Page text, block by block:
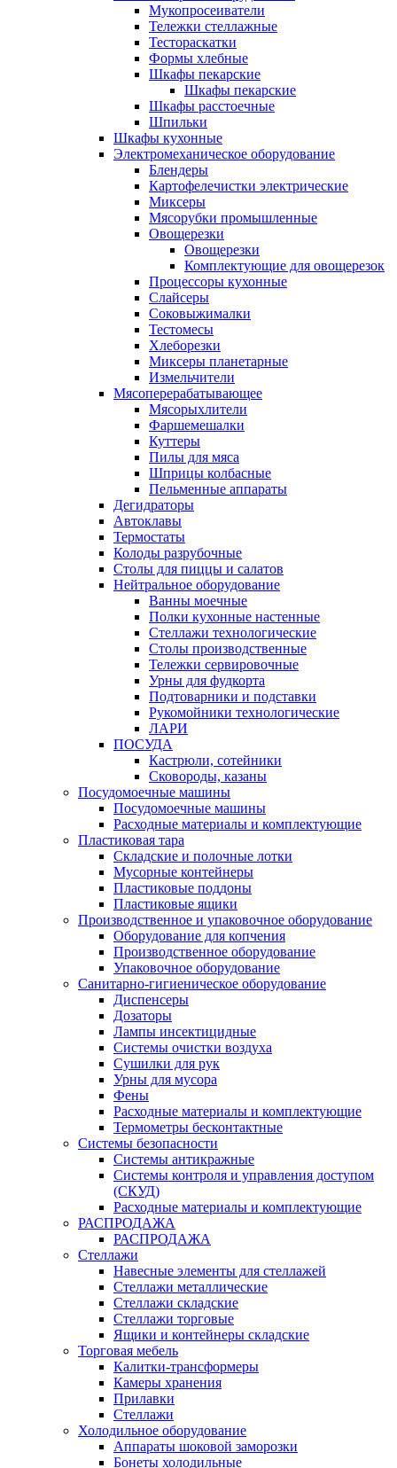
Мукопросеиватели
Тележки стеллажные
Тестораскатки
Формы хлебные
Шкафы пекарские
Шкафы пекарские
Шкафы расстоечные
Шпильки
Шкафы кухонные
Электромеханическое оборудование
Блендеры
Картофелечистки электрические
Миксеры
Мясорубки промышленные
Овощерезки
Овощерезки
Комплектующие для овощерезок
Процессоры кухонные
Слайсеры
Соковыжималки
Тестомесы
Хлеборезки
Миксеры планетарные
Измельчители
Мясоперерабатывающее
Мясорыхлители
Фаршемешалки
Куттеры
Пилы для мяса
Шприцы колбасные
Пельменные аппараты
Дегидраторы
Автоклавы
Термостаты
Колоды разрубочные
Столы для пиццы и салатов
Нейтральное оборудование
Ванны моечные
Полки кухонные настенные
Стеллажи технологические
Столы производственные
Тележки сервировочные
Урны для фудкорта
Подтоварники и подставки
Рукомойники технологические
ЛАРИ
ПОСУДА
Кастрюли, сотейники
Сковороды, казаны
Посудомоечные машины
Посудомоечные машины
Расходные материалы и комплектующие
Пластиковая тара
Складские и полочные лотки
Мусорные контейнеры
Пластиковые поддоны
Пластиковые ящики
Производственное и упаковочное оборудование
Оборудование для копчения
Производственное оборудование
Упаковочное оборудование
Санитарно-гигиеническое оборудование
Диспенсеры
Дозаторы
Лампы инсектицидные
Системы очистки воздуха
Сушилки для рук
Урны для мусора
Фены
Расходные материалы и комплектующие
Термометры бесконтактные
Системы безопасности
Системы антикражные
Системы контроля и управления доступом
(СКУД)
Расходные материалы и комплектующие
РАСПРОДАЖА
РАСПРОДАЖА
Стеллажи
Навесные элементы для стеллажей
Стеллажи металлические
Стеллажи складские
Стеллажи торговые
Ящики и контейнеры складские
Торговая мебель
Калитки-трансформеры
Камеры хранения
Прилавки
Стеллажи
Холодильное оборудование
Аппараты шоковой заморозки
Бонеты холодильные